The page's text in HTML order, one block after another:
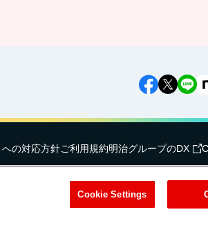
の対応方針ご利用規約明治グループのDX
ルディングス株式会社 （EN ｜簡体 ）
Cookie Settings